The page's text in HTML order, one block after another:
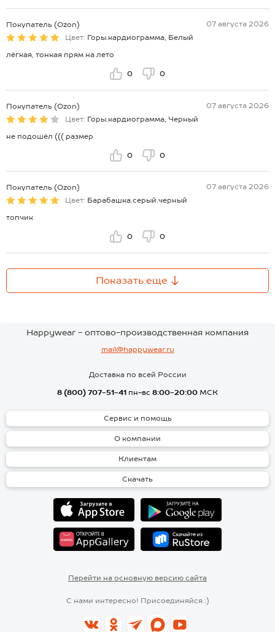
Покупатель (Ozon)
07 августа 2026
Цвет: Горы.кардиограмма, Белый
лёгкая, тонкая прям на лето
0 0
Покупатель (Ozon)
07 августа 2026
Цвет: Горы.кардиограмма, Черный
не подошёл ((( размер
0 0
Покупатель (Ozon)
07 августа 2026
Цвет: Барабашка.серый.черный
топчик
0 0
Показать еще
Happywear - оптово-производственная компания
mail@happywear.ru
Доставка по всей России
8 (800) 707-51-41 пн-вс 8:00-20:00 МСК
Сервис и помощь
О компании
Клиентам
Скачать
Перейти на основную версию сайта
С нами интересно! Присоединяйся :)